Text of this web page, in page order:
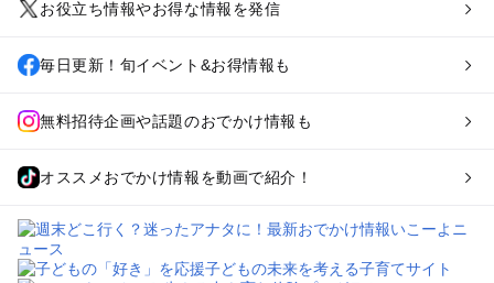
お役立ち情報やお得な情報を発信
毎日更新！旬イベント&お得情報も
無料招待企画や話題のおでかけ情報も
オススメおでかけ情報を動画で紹介！